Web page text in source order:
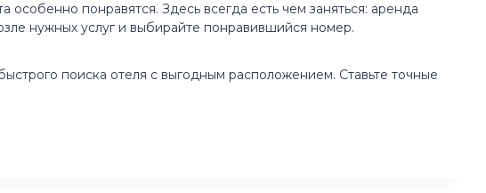
понравятся. Здесь всегда есть чем заняться: аренда
нужных услуг и выбирайте понравившийся номер.
поиска отеля с выгодным расположением. Ставьте точные